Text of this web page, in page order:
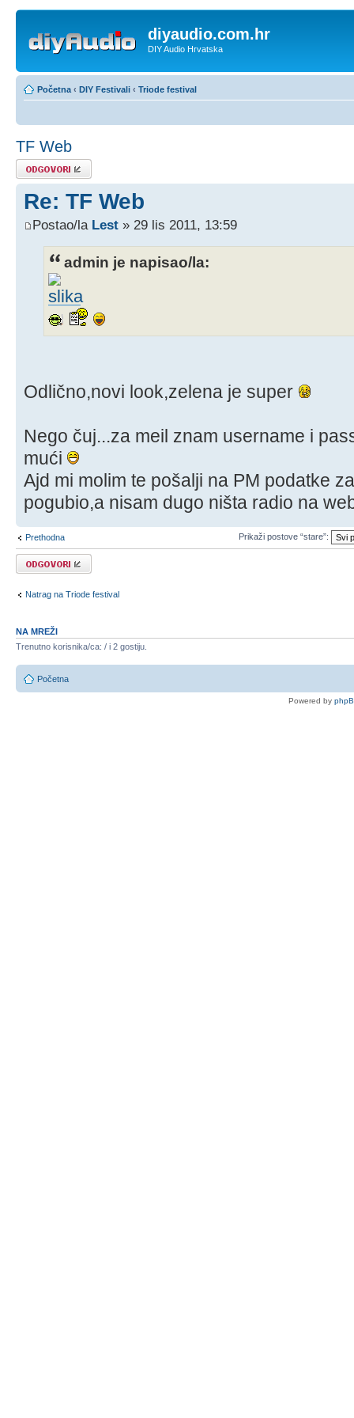
diyaudio.com.hr
DIY Audio Hrvatska
Početna ‹ DIY Festivali ‹ Triode festival
TF Web
Odgovori
Re: TF Web
Postao/la Lest » 29 lis 2011, 13:59
admin je napisao/la:
Odlično,novi look,zelena je super
Nego čuj...za meil znam username i
mući
Ajd mi molim te pošalji na PM podatke
pogubio,a nisam dugo ništa radio na
Prethodna Prikaži postove “stare”:
Odgovori
Natrag na Triode festival
NA MREŽI
Trenutno korisnika/ca: / i 2 gostiju.
Početna
Powered by